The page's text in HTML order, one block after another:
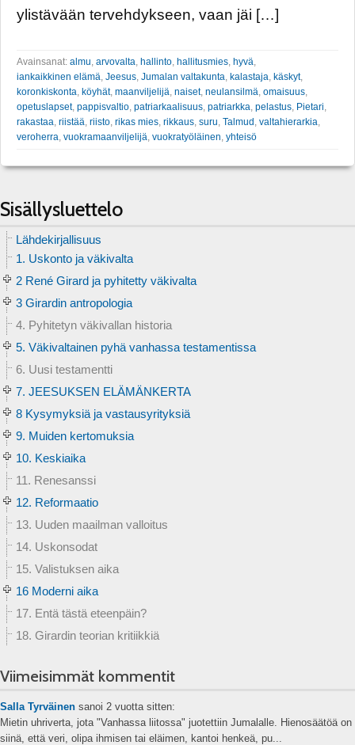
ylistävään tervehdykseen, vaan jäi […]
Avainsanat: almu arvovalta hallinto hallitusmies hyvä
iankaikkinen elämä Jeesus Jumalan valtakunta kalastaja käskyt,
koronkiskonta köyhät, maanviljelijä naiset, neulansilmä omaisuus
opetuslapset, pappisvaltio patriarkaalisuus patriarkka pelastus Pietari
rakastaa riistää riisto rikas mies rikkaus suru Talmud valtahierarkia
veroherra vuokramaanviljelijä vuokratyöläinen yhteisö
Sisällysluettelo
Lähdekirjallisuus
1. Uskonto ja väkivalta
2 René Girard ja pyhitetty väkivalta
3 Girardin antropologia
4. Pyhitetyn väkivallan historia
5. Väkivaltainen pyhä vanhassa testamentissa
6. Uusi testamentti
7. JEESUKSEN ELÄMÄNKERTA
8 Kysymyksiä ja vastausyrityksiä
9. Muiden kertomuksia
10. Keskiaika
11. Renesanssi
12. Reformaatio
13. Uuden maailman valloitus
14. Uskonsodat
15. Valistuksen aika
16 Moderni aika
17. Entä tästä eteenpäin?
18. Girardin teorian kritiikkiä
Viimeisimmät kommentit
Salla Tyrväinen sanoi 2 vuotta sitten:
Mietin uhriverta, jota "Vanhassa liitossa" juotettiin Jumalalle. Hienosäätöä on
siinä, että veri, olipa ihmisen tai eläimen, kantoi henkeä, pu...